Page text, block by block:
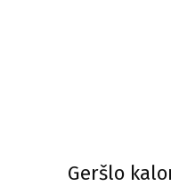
Geršlo